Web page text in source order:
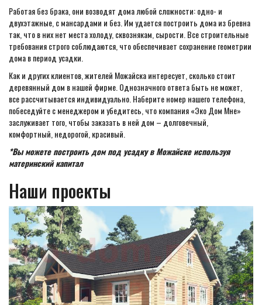
Работая без брака, они возводят дома любой сложности: одно- и
двухэтажные, с мансардами и без. Им удается построить дома из бревна
так, что в них нет места холоду, сквознякам, сырости. Все строительные
требования строго соблюдаются, что обеспечивает сохранение геометрии
дома в период усадки.
Как и других клиентов, жителей Можайска интересует, сколько стоит
деревянный дом в нашей фирме. Однозначного ответа быть не может,
все рассчитывается индивидуально. Наберите номер нашего телефона,
побеседуйте с менеджером и убедитесь, что компания «Эко Дом Мне»
заслуживает того, чтобы заказать в ней дом – долговечный,
комфортный, недорогой, красивый.
*Вы можете построить дом под усадку в Можайске используя
материнский капитал
Наши проекты